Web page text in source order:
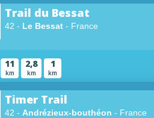
Trail du Bessat
42 - Le Bessat - France
11
km
2,8
km
1
km
Timer Trail
42 - Andrézieux-bouthéon - France